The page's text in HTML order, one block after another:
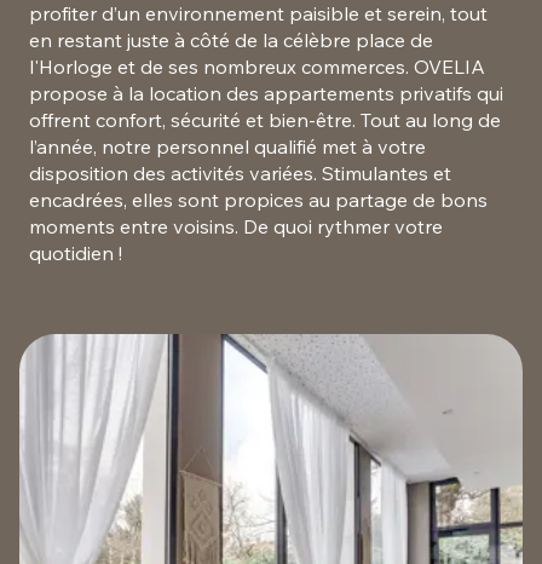
profiter d’un environnement paisible et serein, tout
en restant juste à côté de la célèbre place de
l'Horloge et de ses nombreux commerces. OVELIA
propose à la location des appartements privatifs qui
offrent confort, sécurité et bien-être. Tout au long de
l’année, notre personnel qualifié met à votre
disposition des activités variées. Stimulantes et
encadrées, elles sont propices au partage de bons
moments entre voisins. De quoi rythmer votre
quotidien !